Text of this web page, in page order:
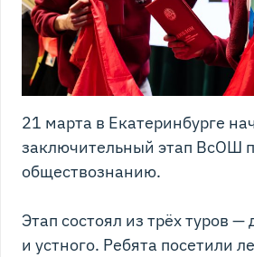
21 марта в Екатеринбурге
заключительный этап ВсОШ
обществознанию.
Этап состоял из трёх туров
и устного. Ребята посетили